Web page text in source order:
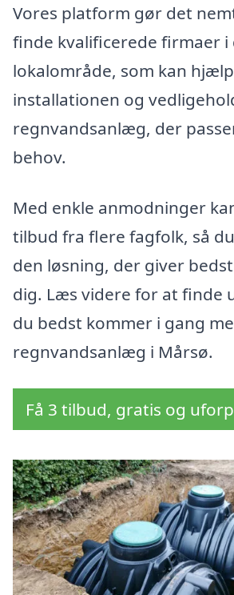
Vores platform gør det
finde kvalificerede firmaer i
lokalområde, som kan
installationen og
regnvandsanlæg, der
behov.
Med enkle anmodninger
tilbud fra flere fagfolk, så
den løsning, der giver
dig. Læs videre for at finde
du bedst kommer i gang
regnvandsanlæg i Mårsø.
Få 3 tilbud, gratis og